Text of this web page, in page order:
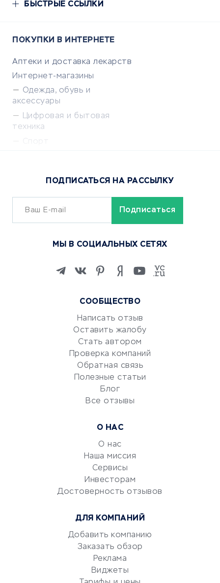
БЫСТРЫЕ ССЫЛКИ
ПОКУПКИ В ИНТЕРНЕТЕ
Аптеки и доставка лекарств
Интернет-магазины
Одежда, обувь и
аксессуары
Цифровая и бытовая
техника
Сервисы доставки
ОБУЧЕНИЕ И РАБОТА
Изучение иностранных
Маркетинг и продажи
Репетиторство
Красота и здоровье
Сервисы по поиску работы
Сетевой маркетинг
УСЛУГИ ДЛЯ БИЗНЕСА
документооборот
Консалтинговые компании
Аудиторские компании
Бухгалтерия онлайн
СООБЩЕСТВО
Написать отзыв
Оставить жалобу
Стать автором
Проверка компаний
Обратная связь
Полезные статьи
Блог
Все отзывы
О НАС
О нас
Наша миссия
Сервисы
Инвесторам
Достоверность отзывов
ДЛЯ КОМПАНИЙ
Добавить компанию
Заказать обзор
Реклама
Виджеты
ПОДПИСАТЬСЯ НА РАССЫЛКУ
МЫ В СОЦИАЛЬНЫХ СЕТЯХ